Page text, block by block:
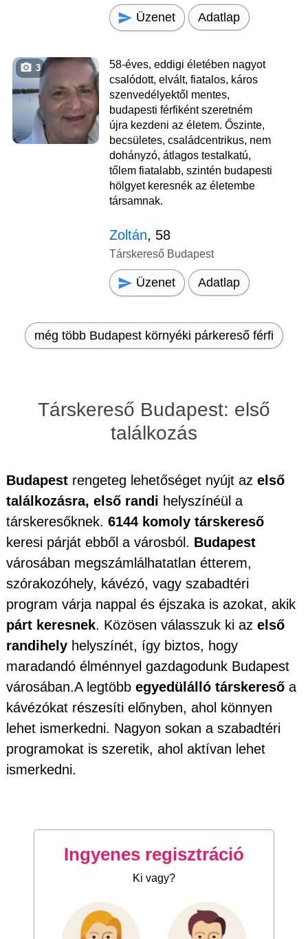
Üzenet Adatlap
3
58-éves, eddigi életében nagyot
csalódott, elvált, fiatalos, káros
szenvedélyektől mentes,
budapesti férfiként szeretném
újra kezdeni az életem. Őszinte,
becsületes, családcentrikus, nem
dohányzó, átlagos testalkatú,
tőlem fiatalabb, szintén budapesti
hölgyet keresnék az életembe
társamnak.
Zoltán, 58
Társkereső Budapest
Üzenet Adatlap
még több Budapest környéki párkereső férfi
Társkereső Budapest: első
találkozás
Budapest rengeteg lehetőséget nyújt az első
találkozásra, első randi helyszínéül a
társkeresőknek. 6144 komoly társkereső
keresi párját ebből a városból. Budapest
városában megszámlálhatatlan étterem,
szórakozóhely, kávézó, vagy szabadtéri
program várja nappal és éjszaka is azokat, akik
párt keresnek. Közösen válasszuk ki az első
randihely helyszínét, így biztos, hogy
maradandó élménnyel gazdagodunk Budapest
városában.A legtöbb egyedülálló társkereső a
kávézókat részesíti előnyben, ahol könnyen
lehet ismerkedni. Nagyon sokan a szabadtéri
programokat is szeretik, ahol aktívan lehet
ismerkedni.
Ingyenes regisztráció
Ki vagy?